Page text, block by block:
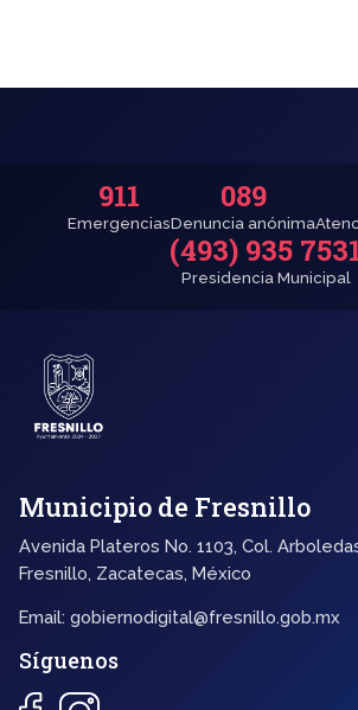
911
Emergencias
089
Denuncia anónima
(493) 935
Presidencia Municipal
Municipio de Fresnillo
Avenida Plateros No. 1103, Col.
Fresnillo, Zacatecas, México
Email: gobiernodigital@fresnillo.gob.mx
Síguenos